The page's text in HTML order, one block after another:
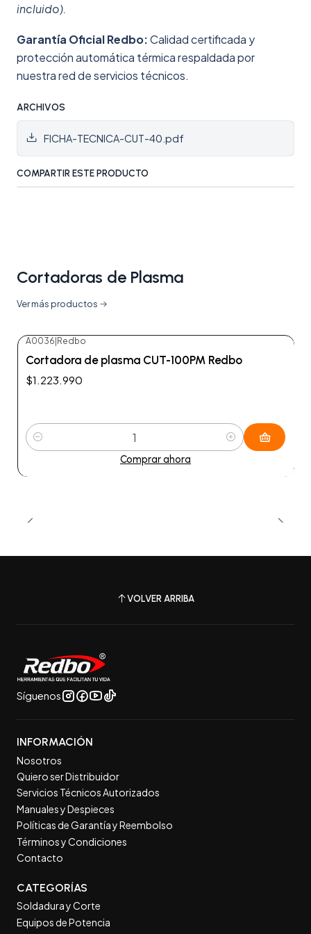
incluido).
Garantía Oficial Redbo:Calidad certificada y
protección automática térmica respaldada por
nuestra red de servicios técnicos.
ARCHIVOS
FICHA-TECNICA-CUT-40.pdf
COMPARTIR ESTE PRODUCTO
Cortadoras de Plasma
Ver más productos
A0036 Redbo
Cortadora de plasma CUT-100PM Redbo
$1.223.990
Cantidad
Comprar ahora
VOLVER ARRIBA
Síguenos
INFORMACIÓN
Nosotros
Quiero ser Distribuidor
Servicios Técnicos Autorizados
Manuales y Despieces
Políticas de Garantía y Reembolso
Términos y Condiciones
Contacto
CATEGORÍAS
Soldadura y Corte
Equipos de Potencia